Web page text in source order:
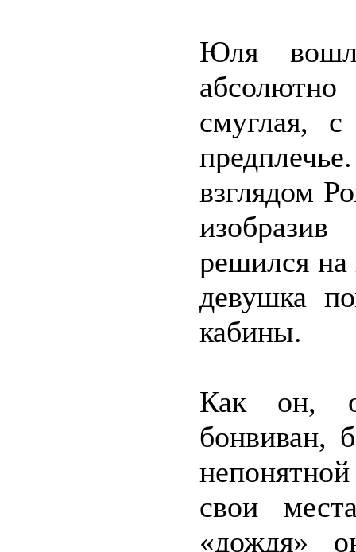
Юля
смуглая, с
взглядом
решился на
девушка
кабины.
Как он,
бонвиван,
свои
«дождя»